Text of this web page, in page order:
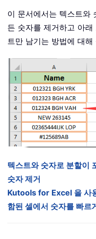
이 문서에서는 텍스트와
든 숫자를 제거하고 아
트만 남기는 방법에 대해
텍스트와 숫자로 분할이
숫자 제거
Kutools for Excel 을 사
함된 셀에서 숫자를 빠르